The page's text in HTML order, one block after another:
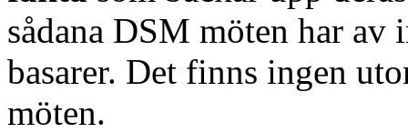
sådana DSM möten har
basarer. Det finns ingen
möten.